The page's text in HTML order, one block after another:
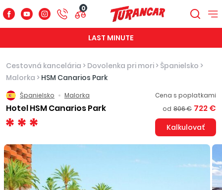
0
LAST MINUTE
Cestovná kancelária > Dovolenka pri mori > Španielsko >
Malorka > HSM Canarios Park
Španielsko Malorka
Hotel HSM Canarios Park
Cena s poplatkami
od 806 € 722 €
Kalkulovať